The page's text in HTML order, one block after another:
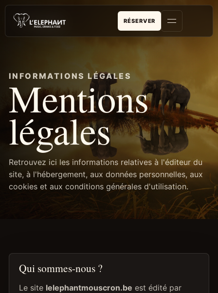
RÉSERVER
INFORMATIONS LÉGALES
Mentions
légales
Retrouvez ici les informations relatives à l'éditeur du
site, à l'hébergement, aux données personnelles, aux
cookies et aux conditions générales d'utilisation.
Qui sommes-nous ?
Le site lelephantmouscron.be est édité par